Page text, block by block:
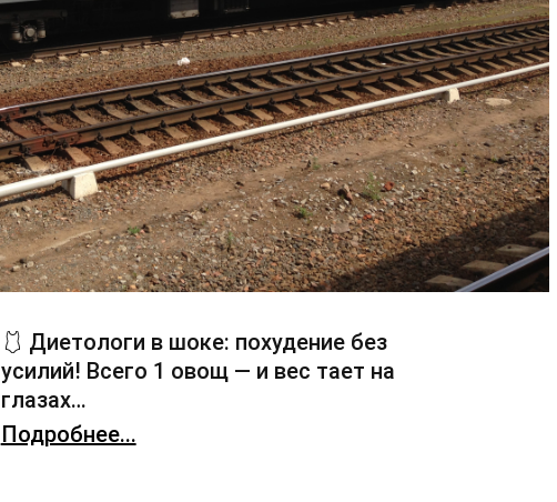
🩱 Диетологи в шоке: похудение без
усилий! Всего 1 овощ — и вес тает на
глазах…
Подробнее...